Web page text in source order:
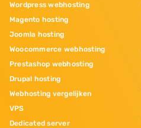
Wordpress webhosting
Magento hosting
Joomla hosting
Woocommerce webhosting
Prestashop webhosting
Drupal hosting
Webhosting vergelijken
VPS
Dedicated server